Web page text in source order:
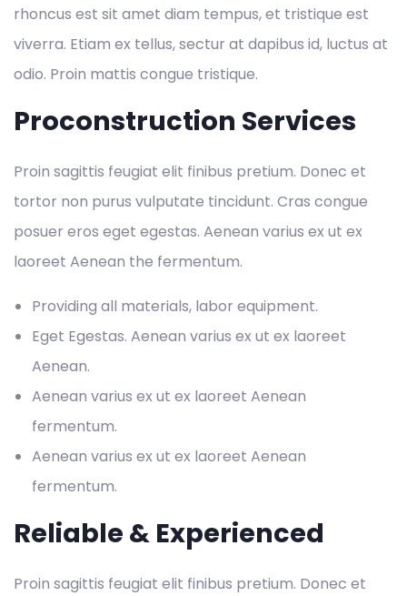
rhoncus est sit amet diam tempus, et tristique est
viverra. Etiam ex tellus, sectur at dapibus id, luctus at
odio. Proin mattis congue tristique.
Proconstruction Services
Proin sagittis feugiat elit finibus pretium. Donec et
tortor non purus vulputate tincidunt. Cras congue
posuer eros eget egestas. Aenean varius ex ut ex
laoreet Aenean the fermentum.
Providing all materials, labor equipment.
Eget Egestas. Aenean varius ex ut ex laoreet
Aenean.
Aenean varius ex ut ex laoreet Aenean
fermentum.
Aenean varius ex ut ex laoreet Aenean
fermentum.
Reliable & Experienced
Proin sagittis feugiat elit finibus pretium. Donec et